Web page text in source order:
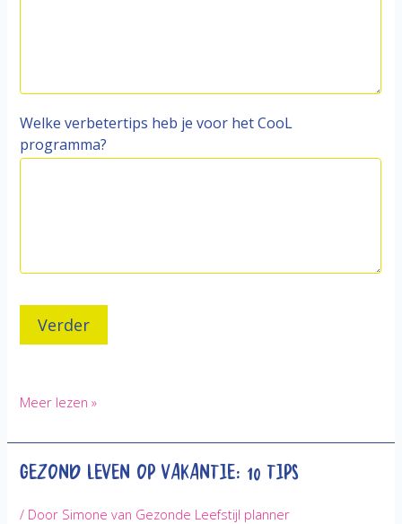
Welke verbetertips heb je voor het CooL
programma?
Aankomen
vakantie?
Met
10
Meer lezen »
Gezond leven op vakantie: 10 tips
/ Door Simone van Gezonde Leefstijl planner